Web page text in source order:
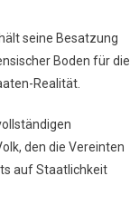
seine Besatzung
Boden für die
Realität.
den die Vereinten
auf Staatlichkeit